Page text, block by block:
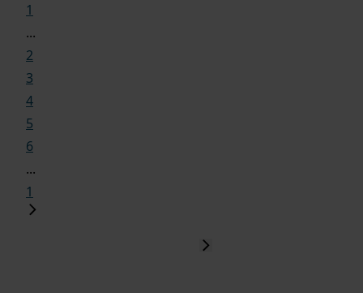
1
...
2
3
4
5
6
...
1